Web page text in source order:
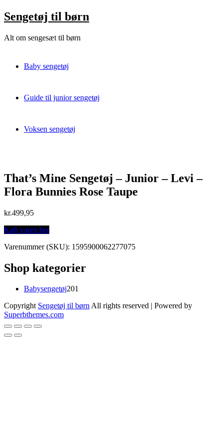
Skip
to
Sengetøj til børn
Alt om sengesæt til børn
Baby sengetøj
Guide til junior sengetøj
Voksen sengetøj
That’s Mine Sengetøj – Junior – Levi –
Flora Bunnies Rose Taupe
kr.499,95
Køb varen her
Varenummer (SKU): 1595900062277075
Shop kategorier
Babysengetøj201
Copyright Sengetøj til børnAll rights reserved | Powered by
Superbthemes.com